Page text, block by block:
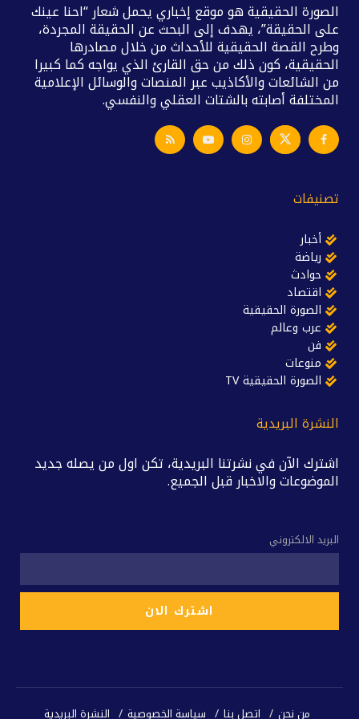
الصورة الحقيقية هو موقع إخباري يحمل شعار “احنا عينك
على الحقيقة”، يهدف إلى البحث عن الحقيقة المجردة،
وطرح القصة الحقيقية للأحداث من خلال مصادرها
الحقيقية، كون ذلك من حق القارئ الذي يواجه كما كبيرا
من الشائعات والأكاذيب عبر المنصات والوسائل الإعلامية
المختلفة أصابته بالشتات العقلي والنفسي.
تصنيفات
أخبار
رياضة
حوادث
اقتصاد
الصورة الحقيقية
عرب وعالم
فن
منوعات
الصورة الحقيقية TV
النشرة البريدية
اشترك الآن في نشرتنا البريدية، تكن اول من يصله جديد
الموضوعات والاخبار قبل الجميع.
البريد الالكتروني
من نحن اتصل بنا سياسة الخصوصية النشرة البريدية